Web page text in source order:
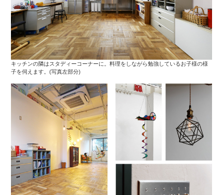
キッチンの隣はスタディーコーナーに。料理をしながら勉強しているお子様の様
子を伺えます。(写真左部分)